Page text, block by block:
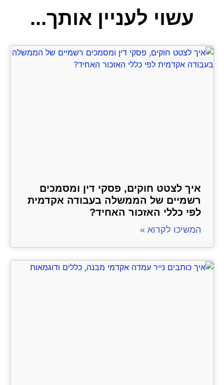
עשוי לעניין אותך...
איך לצטט חוקים, פסקי דין ומסמכים
רשמיים של הממשלה בעבודה אקדמית
לפי כללי האזכור האחיד?
המשיכו לקרוא »